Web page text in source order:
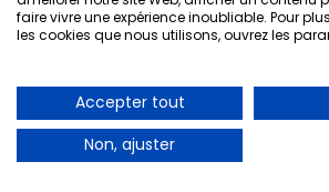
oreillers synthétiques aux
duvet.
Meubles Belot :
marques Beka et
Meubles Belot est une entreprise
faire vivre une expérience inoubliable. Pour
les cookies que nous utilisons, ouvrez les
Accepter tout
Non, ajuster